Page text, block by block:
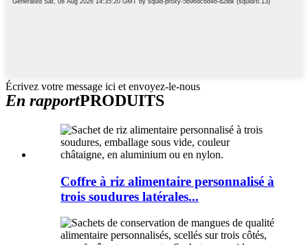
Écrivez votre message ici et envoyez-le-nous
En rapportPRODUITS
Coffre à riz alimentaire personnalisé à
trois soudures latérales...